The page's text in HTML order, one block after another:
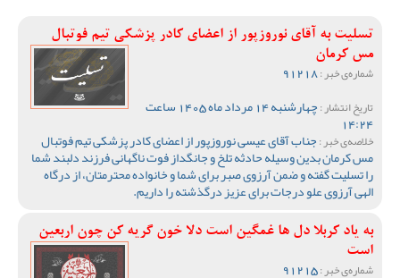
تسلیت به آقای نوروزپور از اعضای کادر پزشکی تیم فوتبال
مس کرمان
شماره‌ی خبر :
تاریخ انتشار : چهارشنبه 14 مرداد ماه 1405 ساعت
14:24
خلاصه‌ی خبر :جناب آقای عیسی نوروزپور از اعضای کادر پزشکی تیم فوتبال
مس کرمان بدین وسیله حادثه تلخ و جانگداز فوت ناگهانی فرزند دلبند شما
را تسلیت گفته و ضمن آرزوی صبر برای شما و خانواده محترمتان، از درگاه
الهی آرزوی علو درجات برای عزیز درگذشته را داریم.
به یاد کربلا دل ها غمگین است دلا خون گریه کن چون اربعین
است
شماره‌ی خبر :